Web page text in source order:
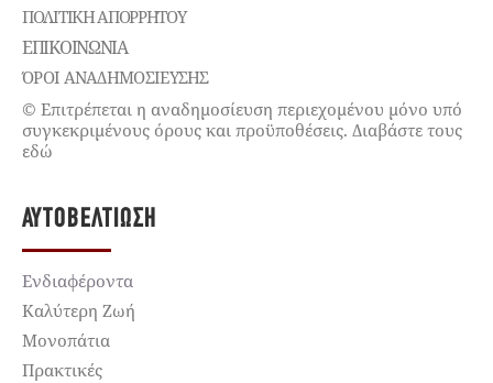
ΠΟΛΙΤΙΚΉ ΑΠΟΡΡΉΤΟΥ
ΕΠΙΚΟΙΝΩΝΊΑ
ΌΡΟΙ ΑΝΑΔΗΜΟΣΙΕΥΣΗΣ
© Επιτρέπεται η αναδημοσίευση περιεχομένου μόνο υπό
συγκεκριμένους όρους και προϋποθέσεις. Διαβάστε τους
εδώ
ΑΥΤΟΒΕΛΤΊΩΣΗ
Ενδιαφέροντα
Καλύτερη Ζωή
Μονοπάτια
Πρακτικές